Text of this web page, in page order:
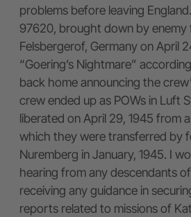
problems before leaving
97620, brought down by enemy
Felsbergerof, Germany on April
“Goering’s Nightmare”
back home announcing the
crew ended up as POWs in Luft
liberated on April 29, 1945 from
which they were transferred by
Nuremberg in January, 1945. I
hearing from any descendants
receiving any guidance in
reports related to missions of